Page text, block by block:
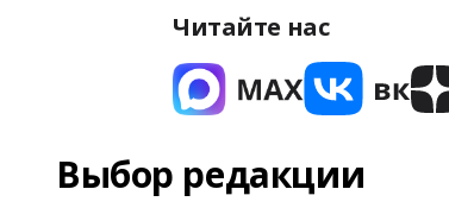
Читайте нас
Выбор редакции